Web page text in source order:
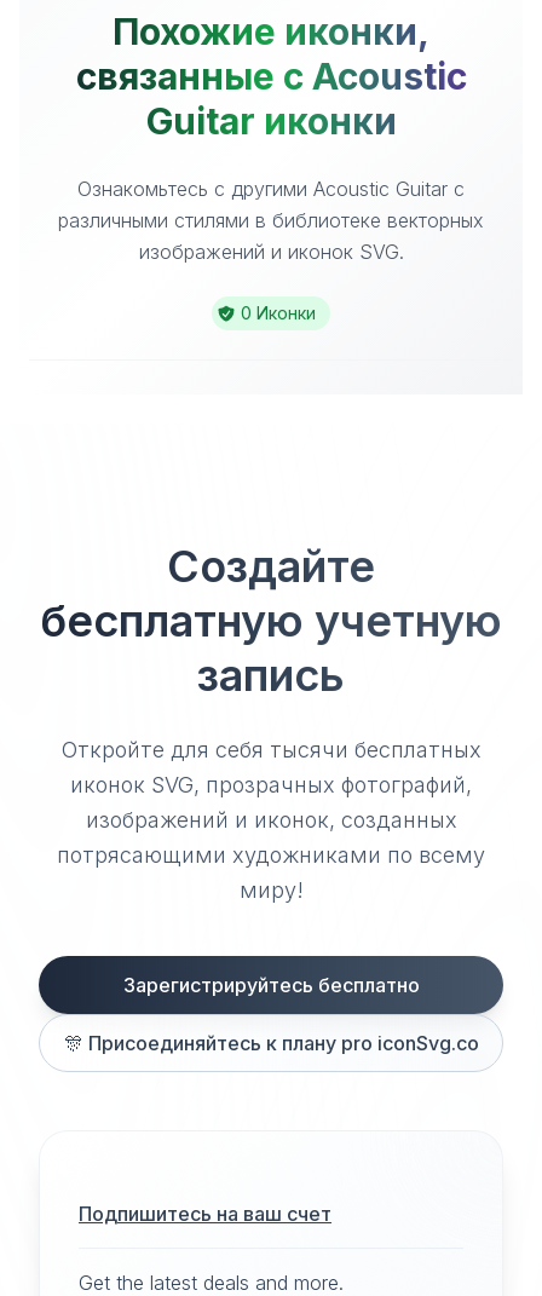
Похожие иконки,
связанные с Acoustic
Guitar иконки
Ознакомьтесь с другими Acoustic Guitar с
различными стилями в библиотеке векторных
изображений и иконок SVG.
0 Иконки
Создайте
бесплатную учетную
запись
Откройте для себя тысячи бесплатных
иконок SVG, прозрачных фотографий,
изображений и иконок, созданных
потрясающими художниками по всему
миру!
Зарегистрируйтесь бесплатно
🎊 Присоединяйтесь к плану pro iconSvg.co
Подпишитесь на ваш счет
Get the latest deals and more.